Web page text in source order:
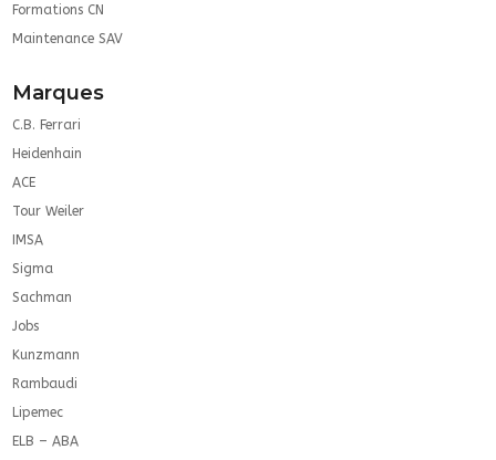
Formations CN
Maintenance SAV
Marques
C.B. Ferrari
Heidenhain
ACE
Tour Weiler
IMSA
Sigma
Sachman
Jobs
Kunzmann
Rambaudi
Lipemec
ELB – ABA